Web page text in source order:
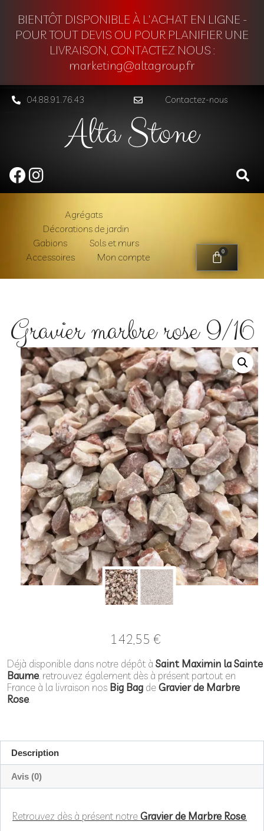
BIENTÔT DISPONIBLE À L'ACHAT EN LIGNE -
POUR TOUT DEVIS OU POUR PLANIFIER UNE
LIVRAISON, CONTACTEZ NOUS :
marketing@altagroup.fr
04.88.91.76.43 Contactez-nous
Alta Stone
Agrégats
Décorations de jardin
Gabions
Sols et murs
Accessoires
Mon compte 0
Gravier marbre rose 9/16
142,55 €
Déjà disponible dans notre dépôt à Saint Maximin la Sainte
Baume , retrouvez également dès à présent partout en
France à la livraison nos Big Bag deGravierde Marbre
Rose
Description
Avis (0)
Retrouvez dès à présent notreGravier de Marbre Rose.